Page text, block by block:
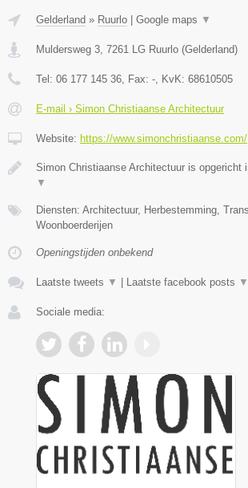
Gelderland » Ruurlo Google maps ▼
Muldersweg 3, 7261 LG Ruurlo (Gelderland)
Tel: 06 177 145 36, Fax: -, KvK: 68610505
E-mail › Simon Christiaanse Architectuur
Website: https://www.simonchristiaanse.com/
Simon Christiaanse Architectuur is opgericht
▼
Diensten: Architectuur, Herbestemming,
Woonboerderijen
Openingstijden onbekend
Laatste tweets ▼ Laatste facebook posts ▼
Sociale media: